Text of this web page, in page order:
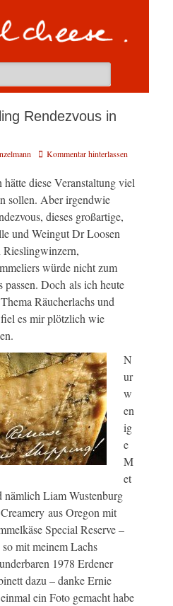
Rendezvous in
Kommentar hinterlassen
diese Veranstaltung viel
sollen. Aber irgendwie
dieses großartige,
und Weingut Dr Loosen
Rieslingwinzern,
würde nicht zum
passen. Doch als ich heute
Räucherlachs und
es mir plötzlich wie
N
ur
w
en
ig
e
M
et
nämlich Liam Wustenburg
aus Oregon mit
Special Reserve –
mit meinem Lachs
1978 Erdener
dazu – danke Ernie
ein Foto gemacht habe